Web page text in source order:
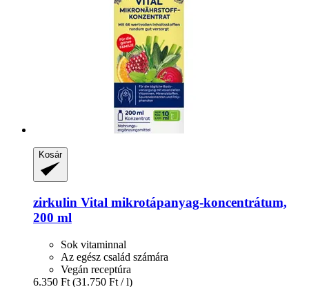
Kosár
zirkulin Vital mikrotápanyag-​koncentrátum,
200 ml
Sok vitaminnal
Az egész család számára
Vegán receptúra
6.350 Ft (31.750 Ft / l)